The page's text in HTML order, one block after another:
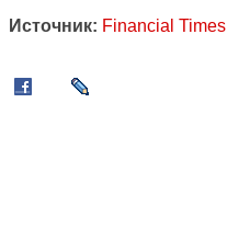
Источник: Financial Times